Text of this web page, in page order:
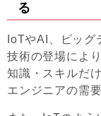
る
IoTやAI、ビッ
技術の登場によ
知識・スキルだ
エンジニアの需